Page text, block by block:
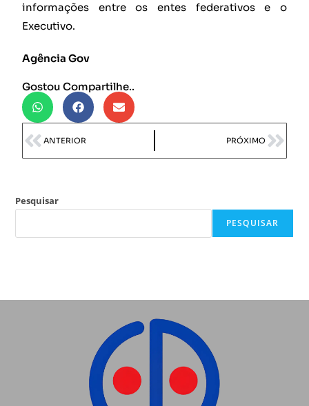
informações entre os entes federativos e o
Executivo.
Agência Gov
Gostou Compartilhe..
ANTERIOR PRÓXIMO
Pesquisar
PESQUISAR